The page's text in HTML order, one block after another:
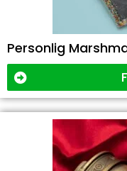
Personlig